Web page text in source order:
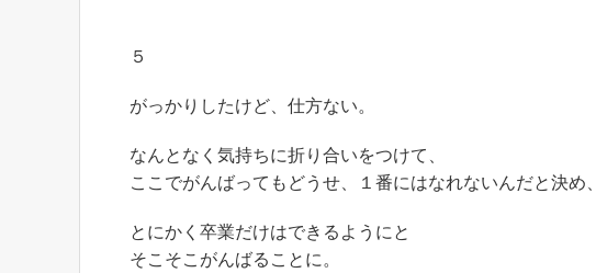
５
がっかりしたけど、仕方ない。
なんとなく気持ちに折り合いをつけて、
ここでがんばってもどうせ、１番にはなれないんだと決め、
とにかく卒業だけはできるようにと
そこそこがんばることに。